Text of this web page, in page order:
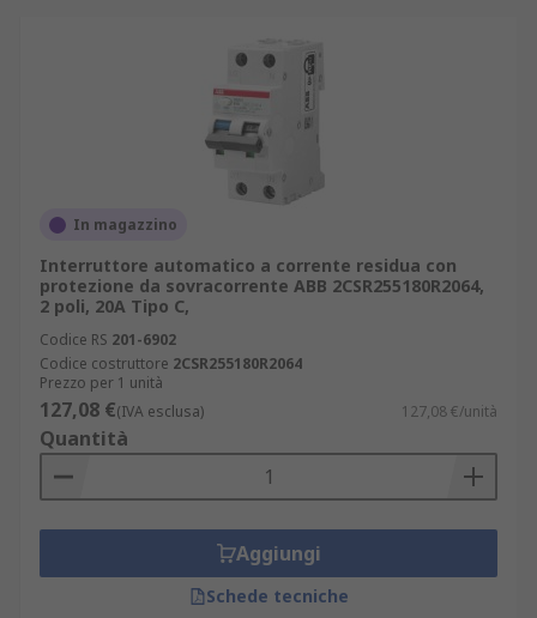
In magazzino
Interruttore automatico a corrente residua con
protezione da sovracorrente ABB 2CSR255180R2064,
2 poli, 20A Tipo C,
Codice RS 201-6902
Codice costruttore 2CSR255180R2064
Prezzo per 1 unità
127,08 €(IVA esclusa) 127,08 €/unità
Quantità
Aggiungi
Schede tecniche